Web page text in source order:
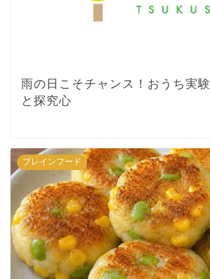
雨の日こそチャンス！おうち実
と探究心
ブレインフード